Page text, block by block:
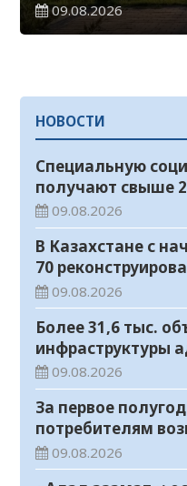
09.08.2026
НОВОСТИ
Специальную
получают свыше
занятых во
09.08.2026
В Казахстане с
70
железнодорожных
09.08.2026
Более 31,6 тыс.
инфраструктуры
с инвалидностью
09.08.2026
За первое
потребителям
тенге
09.08.2026